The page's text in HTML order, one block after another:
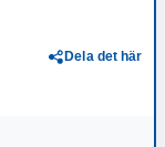
Dela det här